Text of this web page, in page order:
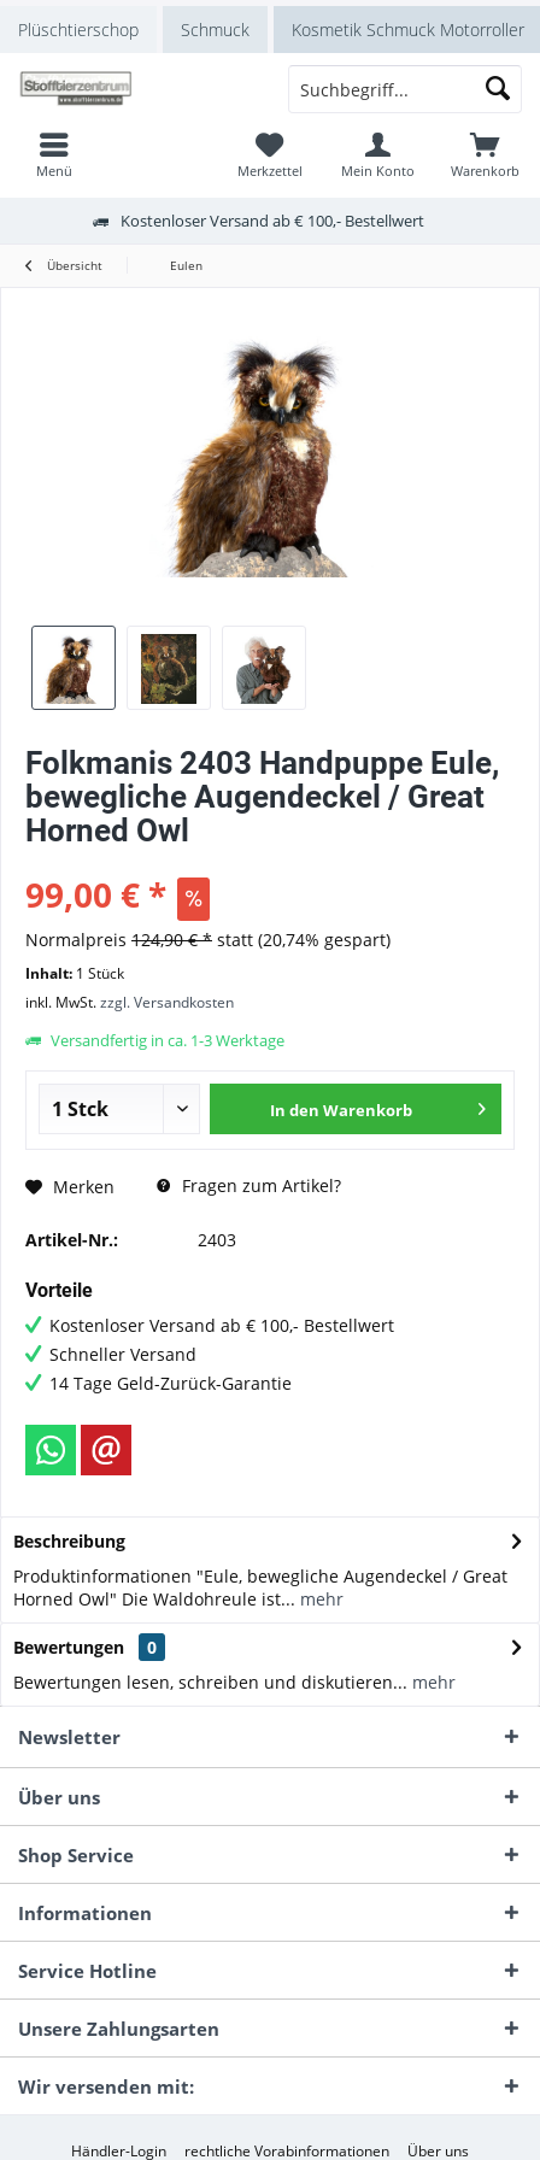
Plüschtierschop Schmuck Kosmetik Schmuck Motorroller
Menü Warenkorb
Merkzettel Mein Konto
Kostenloser Versand ab € 100,- Bestellwert
Übersicht Eulen
Folkmanis 2403 Handpuppe Eule,
bewegliche Augendeckel / Great
Horned Owl
99,00 € *
Normalpreis 124,90 € * statt (20,74% gespart)
Inhalt: 1 Stück
inkl. MwSt.zzgl. Versandkosten
Versandfertig in ca. 1-3 Werktage
In den Warenkorb
Merken Fragen zum Artikel?
Artikel-Nr.: 2403
Vorteile
Kostenloser Versand ab € 100,- Bestellwert
Schneller Versand
14 Tage Geld-Zurück-Garantie
Beschreibung
Produktinformationen "Eule, bewegliche Augendeckel / Great
Horned Owl" Die Waldohreule ist... mehr
Bewertungen
0
Bewertungen lesen, schreiben und diskutieren... mehr
Newsletter
Über uns
Shop Service
Informationen
Service Hotline
Unsere Zahlungsarten
Wir versenden mit:
Händler-Login rechtliche Vorabinformationen Über uns